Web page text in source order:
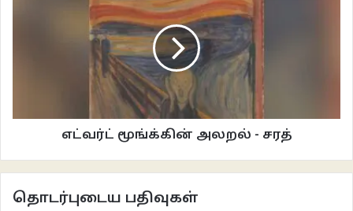
என நினைக்கிறேன். வெட்டி வீழ்த்தப்பட்ட கழுகின் எலும்புகள் விழுந்த இடம்
முழுவதும் இந்த சுண்ணாம்பு கரடு. அதாவது அந்த பிரம்மாண்டமான
எலும்புகளில் நிறைந்து இருந்த கால்சியம் சத்தைத்தான் இதில் உயிரியலும்
கலந்திருக்க வேண்டும் என உத்தேசிக்கிறேன். இந்த கரடைத் தாண்டாமல்
பெங்களூரில் இருந்து யாராலும் நுழைய முடியாது. இரு திசைகளிலிருந்தும் இந்த
கரடுகள் தென்பட்டாலும் பொதுத்துறை நிறுவனங்களான TANMAG மற்றும்
SAIL Refractory Co Ltd தற்போது தங்களது தொழிலை மேற்கொண்டு
சேலத்திலிருந்து நாமக்கல் போகும் நெடுஞ்சாலையில் இடப்புறம் இன்று
எட்வர்ட் மூங்க்கின் அலறல் - சரத்
தொடர்புடைய பதிவுகள்